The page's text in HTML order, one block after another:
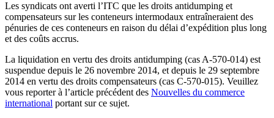
Les syndicats ont averti l’ITC que les droits antidumping et
compensateurs sur les conteneurs intermodaux entraîneraient des
pénuries de ces conteneurs en raison du délai d’expédition plus long
et des coûts accrus.
La liquidation en vertu des droits antidumping (cas A-570-014) est
suspendue depuis le 26 novembre 2014, et depuis le 29 septembre
2014 en vertu des droits compensateurs (cas C-570-015). Veuillez
vous reporter à l’article précédent des Nouvelles du commerce
international portant sur ce sujet.